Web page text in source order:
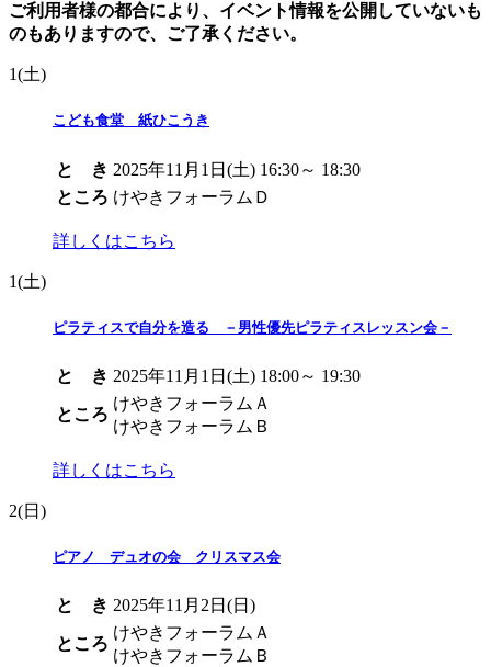
ご利用者様の都合により、イベント情報を公開していないも
のもありますので、ご了承ください。
1(土)
こども食堂 紙ひこうき
と き 2025年11月1日(土) 16:30～ 18:30
ところ けやきフォーラムＤ
詳しくはこちら
1(土)
ピラティスで自分を造る －男性優先ピラティスレッスン会－
と き 2025年11月1日(土) 18:00～ 19:30
ところ
けやきフォーラムＡ
けやきフォーラムＢ
詳しくはこちら
2(日)
ピアノ デュオの会 クリスマス会
と き 2025年11月2日(日)
ところ
けやきフォーラムＡ
けやきフォーラムＢ